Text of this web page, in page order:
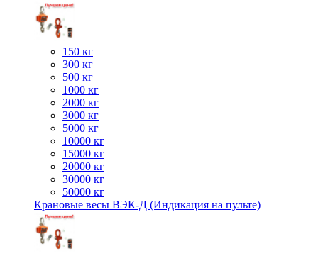
150 кг
300 кг
500 кг
1000 кг
2000 кг
3000 кг
5000 кг
10000 кг
15000 кг
20000 кг
30000 кг
50000 кг
Крановые весы ВЭК-Д (Индикация на пульте)